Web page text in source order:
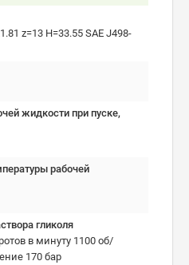
z=13 H=33.55 SAE J498-
жидкости при пуске,
рабочей
гликоля
в минуту 1100 об/
170 бар